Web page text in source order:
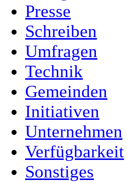
Presse
Schreiben
Umfragen
Technik
Gemeinden
Initiativen
Unternehmen
Verfügbarkeit
Sonstiges